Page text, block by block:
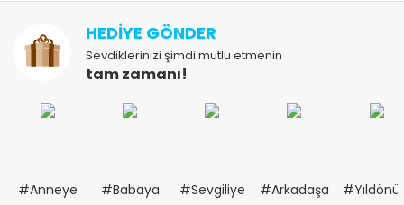
HEDİYE GÖNDER
Sevdiklerinizi şimdi mutlu etmenin
tam zamanı!
#Anneye #Babaya #Sevgiliye #Arkadaşa